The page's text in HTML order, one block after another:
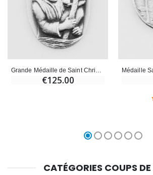
€125.00
CATÉGORIES COUPS